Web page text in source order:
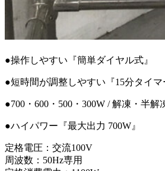
●操作しやすい『簡単ダイヤル式』
●短時間が調整しやすい『15分タイマ
●700・600・500・300W / 解凍・半解
●ハイパワー『最大出力 700W』
定格電圧：交流100V
周波数：50Hz専用